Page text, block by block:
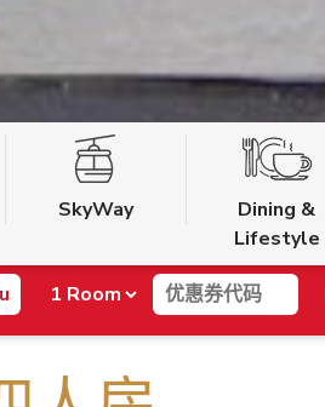
SkyWay
Dining &
Lifestyle